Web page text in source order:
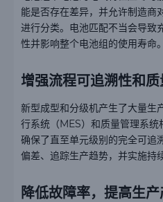
能是否存在差异，并允许制造商
进行分类。电池匹配不当会导致
性并影响整个电池组的使用寿命
增强流程可追溯性和
新型成型和分级机产生了大量生
行系统（MES）和质量管理系
确保了直至单元级别的完全可追
偏差、追踪生产趋势，并实施持
降低故障率，提高生